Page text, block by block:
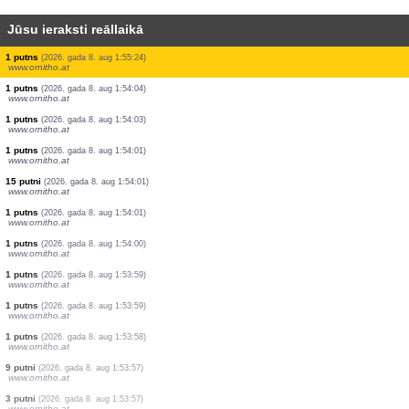
Jūsu ieraksti reāllaikā
1 putns (2026. gada 8. aug 1:55:33)
www.ornitho.at
1 putns (2026. gada 8. aug 1:55:32)
www.ornitho.at
1 putns (2026. gada 8. aug 1:55:31)
www.ornitho.at
1 putns (2026. gada 8. aug 1:55:30)
www.ornitho.at
1 putns (2026. gada 8. aug 1:55:29)
www.ornitho.at
1 putns (2026. gada 8. aug 1:55:26)
www.ornitho.at
1 putns (2026. gada 8. aug 1:55:24)
www.ornitho.at
1 putns (2026. gada 8. aug 1:54:04)
www.ornitho.at
1 putns (2026. gada 8. aug 1:54:03)
www.ornitho.at
1 putns (2026. gada 8. aug 1:54:01)
www.ornitho.at
15 putni (2026. gada 8. aug 1:54:01)
www.ornitho.at
1 putns (2026. gada 8. aug 1:54:01)